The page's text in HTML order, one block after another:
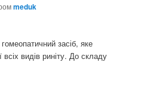
meduk
засіб, яке
всіх видів риніту. До складу